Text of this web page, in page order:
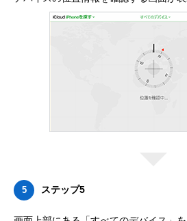
5 ステップ5